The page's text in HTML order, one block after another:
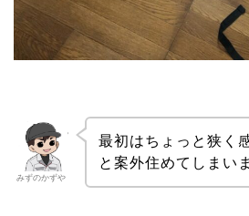
みずのかずや
最初はちょっと狭く
と案外住めてしまい